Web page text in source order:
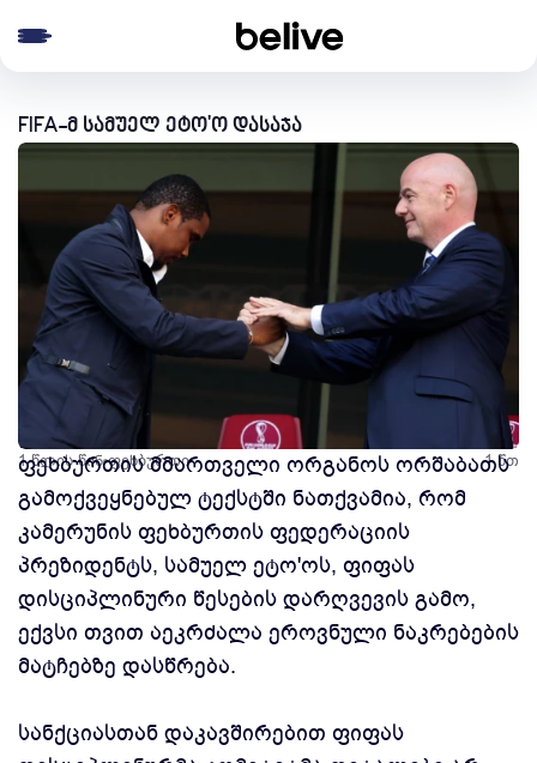
FIFA-მ სამუელ ეტო'ო დასაჯა
1 წლის წინ ფეხბურთი 1 წთ
ფეხბურთის მმართველი ორგანოს ორშაბათს
გამოქვეყნებულ ტექსტში ნათქვამია, რომ
კამერუნის ფეხბურთის ფედერაციის
პრეზიდენტს, სამუელ ეტო'ოს, ფიფას
დისციპლინური წესების დარღვევის გამო,
ექვსი თვით აეკრძალა ეროვნული ნაკრებების
მატჩებზე დასწრება.
სანქციასთან დაკავშირებით ფიფას